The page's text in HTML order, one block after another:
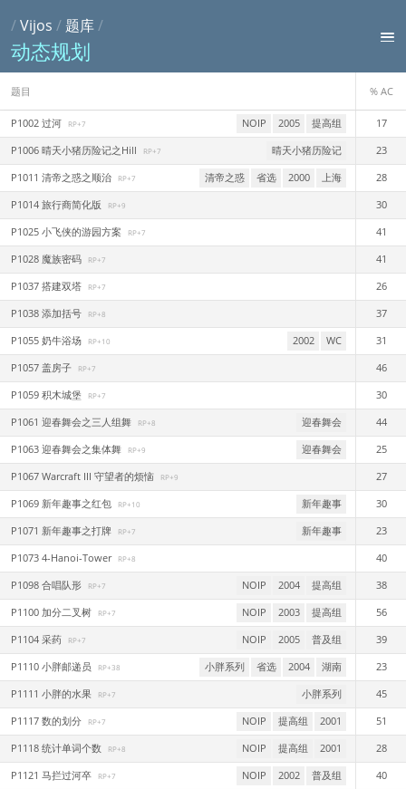
/Vijos / 题库/
动态规划
题目 % AC
P1002 过河 RP+7 NOIP 2005 提高组 17
P1006 晴天小猪历险记之Hill RP+7 晴天小猪历险记 23
P1011 清帝之惑之顺治 RP+7 清帝之惑 省选 2000 上海 28
P1014 旅行商简化版 RP+9 30
P1025 小飞侠的游园方案 RP+7 41
P1028 魔族密码 RP+7 41
P1037 搭建双塔 RP+7 26
P1038 添加括号 RP+8 37
P1055 奶牛浴场 RP+10 2002 WC 31
P1057 盖房子 RP+7 46
P1059 积木城堡 RP+7 30
P1061 迎春舞会之三人组舞 RP+8 迎春舞会 44
P1063 迎春舞会之集体舞 RP+9 迎春舞会 25
P1067 Warcraft III 守望者的烦恼 RP+9 27
P1069 新年趣事之红包 RP+10 新年趣事 30
P1071 新年趣事之打牌 RP+7 新年趣事 23
P1073 4-Hanoi-Tower RP+8 40
P1098 合唱队形 RP+7 NOIP 2004 提高组 38
P1100 加分二叉树 RP+7 NOIP 2003 提高组 56
P1104 采药 RP+7 NOIP 2005 普及组 39
P1110 小胖邮递员 RP+38 小胖系列 省选 2004 湖南 23
P1111 小胖的水果 RP+7 小胖系列 45
P1117 数的划分 RP+7 NOIP 提高组 2001 51
P1118 统计单词个数 RP+8 NOIP 提高组 2001 28
P1121 马拦过河卒 RP+7 NOIP 2002 普及组 40